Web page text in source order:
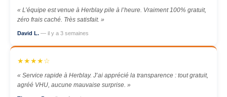
« L’équipe est venue à Herblay pile à l’heure. Vraiment 100% gratuit,
zéro frais caché. Très satisfait. »
David L. — il y a 3 semaines
★★★★☆
« Service rapide à Herblay. J’ai apprécié la transparence : tout gratuit,
agréé VHU, aucune mauvaise surprise. »